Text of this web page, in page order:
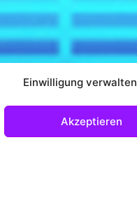
Einwilligung verwalten
Akzeptieren